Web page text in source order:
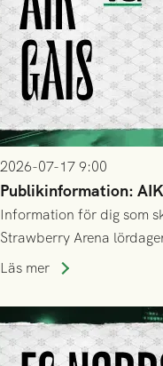
2026-07-17 9:00
Publikinformation:
Information för dig som
Strawberry Arena
Läs mer